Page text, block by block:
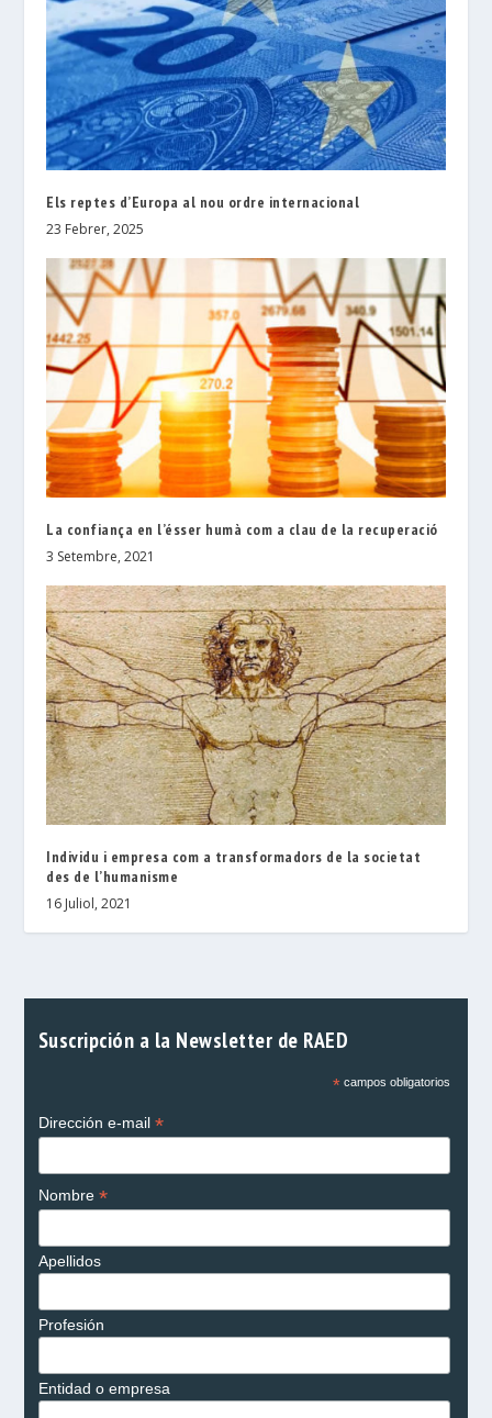
Els reptes d’Europa al nou ordre internacional
23 Febrer, 2025
La confiança en l’ésser humà com a clau de la recuperació
3 Setembre, 2021
Individu i empresa com a transformadors de la societat
des de l’humanisme
16 Juliol, 2021
Suscripción a la Newsletter de RAED
*campos obligatorios
Dirección e-mail *
Nombre *
Apellidos
Profesión
Entidad o empresa